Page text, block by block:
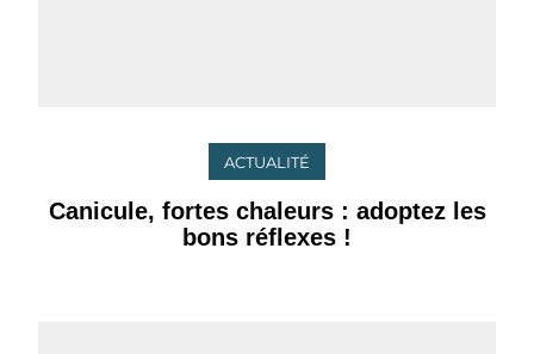
ACTUALITÉ
Canicule, fortes chaleurs : adoptez les
bons réflexes !